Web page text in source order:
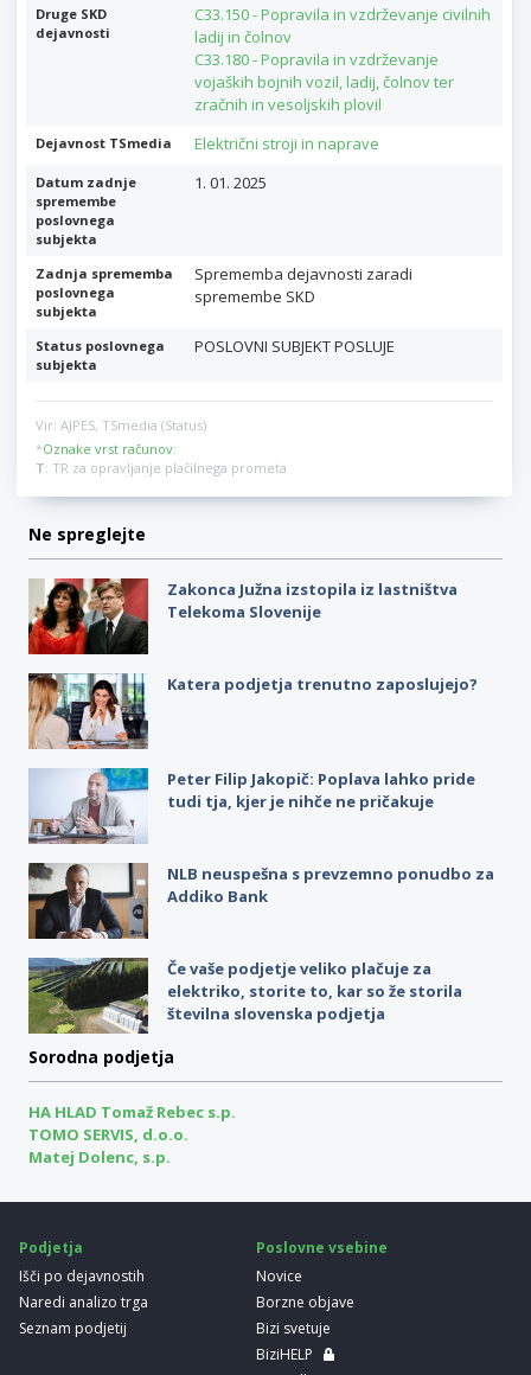
Druge SKD
dejavnosti
C33.150 - Popravila in vzdrževanje civilnih
ladij in čolnov
C33.180 - Popravila in vzdrževanje
vojaških bojnih vozil, ladij, čolnov ter
zračnih in vesoljskih plovil
Dejavnost TSmedia Električni stroji in naprave
Datum zadnje
spremembe
poslovnega
subjekta
1. 01. 2025
Zadnja sprememba
poslovnega
subjekta
Sprememba dejavnosti zaradi
spremembe SKD
Status poslovnega
subjekta
POSLOVNI SUBJEKT POSLUJE
Vir: AJPES, TSmedia (Status)
*Oznake vrst računov:
T: TR za opravljanje plačilnega prometa
Ne spreglejte
Zakonca Južna izstopila iz lastništva
Telekoma Slovenije
Katera podjetja trenutno zaposlujejo?
Peter Filip Jakopič: Poplava lahko pride
tudi tja, kjer je nihče ne pričakuje
NLB neuspešna s prevzemno ponudbo za
Addiko Bank
Če vaše podjetje veliko plačuje za
elektriko, storite to, kar so že storila
številna slovenska podjetja
Sorodna podjetja
HA HLAD Tomaž Rebec s.p.
TOMO SERVIS, d.o.o.
Matej Dolenc, s.p.
Podjetja
Išči po dejavnostih
Naredi analizo trga
Seznam podjetij
Poslovne vsebine
Novice
Borzne objave
Bizi svetuje
BiziHELP